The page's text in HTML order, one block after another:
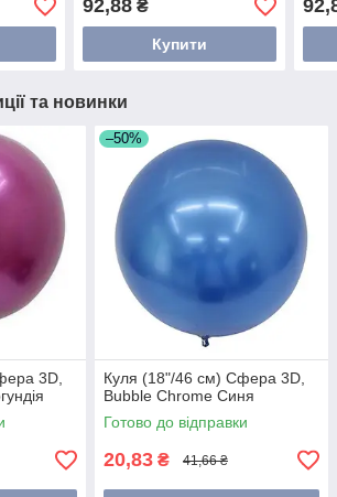
92,88₴
Купити
та новинки
3D,
–50%
Куля (18"/46 см) Сфера 3D,
Bubble Chrome Синя
Готово до відправки
20,83 ₴ 41,66 ₴